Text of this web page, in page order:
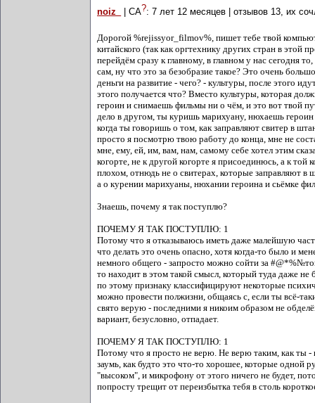
noiz_ | СА?: 7 лет 12 месяцев | отзывов 13, их
Дорогой %rejissyor_filmov%, пишет тебе твой
китайского (так как оргтехнику других стран в этой
перейдём сразу к главному, в главном у нас сегодня
сам, ну что это за безобразие такое? Это очень
деньги на развитие - чего? - культуры, после этого
этого получается что? Вместо культуры, которая
героин и снимаешь фильмы ни о чём, и это вот твой
дело в другом, ты куришь марихуану, нюхаешь
когда ты говоришь о том, как заправляют свитер в
просто я посмотрю твою работу до конца, мне не
мне, ему, ей, им, вам, нам, самому себе хотел этим
когорте, не к другой когорте я присоединюсь, а к той
плохом, отнюдь не о свитерах, которые заправляют в
а о курении марихуаны, нюхании героина и сьёмке
Знаешь, почему я так поступлю?
ПОЧЕМУ Я ТАК ПОСТУПЛЮ: 1
Потому что я отказываюсь иметь даже малейшую
что делать это очень опасно, хотя когда-то было и
немного общего - запросто можно сойти за
то находит в этом такой смысл, который туда даже не
по этому признаку классифицируют некоторые
можно провести полжизни, общаясь с, если ты всё-
свято верую - последними я никоим образом не
вариант, безусловно, отпадает.
ПОЧЕМУ Я ТАК ПОСТУПЛЮ: 1
Потому что я просто не верю. Не верю таким, как
заумь, как будто это что-то хорошее, которые одной
"высоком", и микрофону от этого ничего не будет,
попросту трещит от переизбытка тебя в столь